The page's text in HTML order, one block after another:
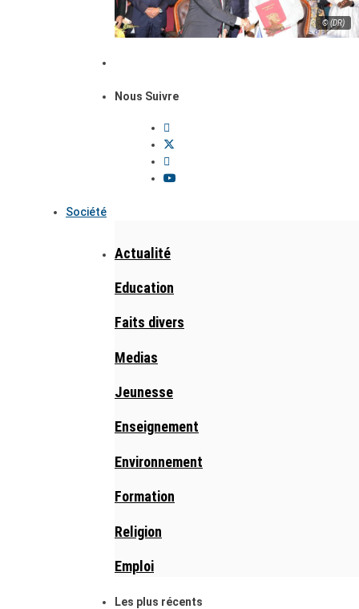
© (DR)
Nous Suivre
Société
Actualité
Education
Faits divers
Medias
Jeunesse
Enseignement
Environnement
Formation
Religion
Emploi
Les plus récents